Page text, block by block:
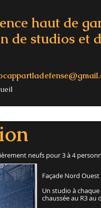
haut de
de studios et
neufs pour 3 à 4
Façade Nord
Un studio à chaque
chaussée au R3 au